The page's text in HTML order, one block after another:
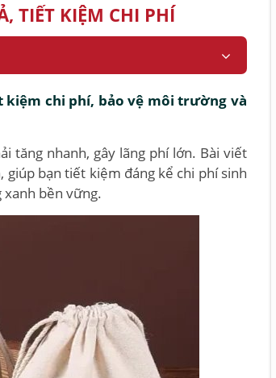
TIẾT KIỆM CHI PHÍ
kiệm chi phí, bảo vệ môi trường và
tăng nhanh, gây lãng phí lớn. Bài viết
giúp bạn tiết kiệm đáng kể chi phí sinh
bền vững.